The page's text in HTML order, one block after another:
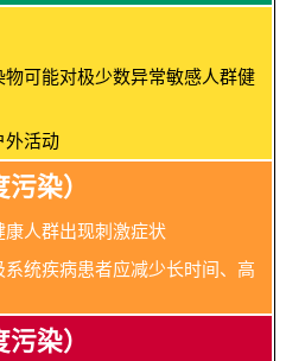
可能对极少数异常敏感人群健
外活动
染）
人群出现刺激症状
统疾病患者应减少长时间、高
染）